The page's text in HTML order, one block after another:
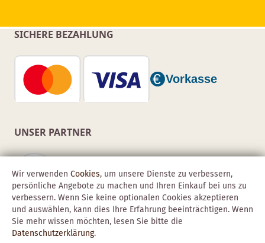
SICHERE BEZAHLUNG
UNSER PARTNER
Wir verwenden Cookies, um unsere Dienste zu verbessern,
persönliche Angebote zu machen und Ihren Einkauf bei uns zu
verbessern. Wenn Sie keine optionalen Cookies akzeptieren
und auswählen, kann dies Ihre Erfahrung beeinträchtigen. Wenn
Sie mehr wissen möchten, lesen Sie bitte die
Datenschutzerklärung.